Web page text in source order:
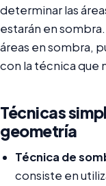
determinar las
estarán en
áreas en sombra,
con la técnica que
Técnicas
geometría
Técnica de
consiste en